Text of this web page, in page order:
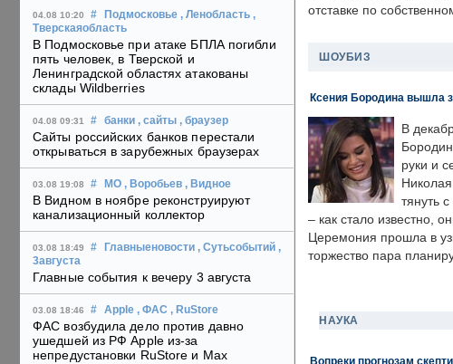
04.08 10:20 # Подмосковье , Ленобласть ,
Тверскаяобласть
В Подмосковье при атаке БПЛА погибли
пять человек, в Тверской и
Ленинградской областях атакованы
склады Wildberries
04.08 09:31 # банки , сайты , браузер
Сайты российских банков перестали
открываться в зарубежных браузерах
03.08 19:08 # МО , Воробьев , Видное
В Видном в ноябре реконструируют
канализационный коллектор
03.08 18:49 # Главныеновости , Сутьсобытий ,
3августа
Главные события к вечеру 3 августа
03.08 18:46 # Apple , ФАС , RuStore
ФАС возбудила дело против давно
ушедшей из РФ Apple из-за
непредустановки RuStore и Max
отставке по
ШОУБИЗ
Ксения Бородина вышла
В
руки и
тянуть
– как стало известно,
Церемония прошла в
торжество пара
НАУКА
Вопреки прогнозам